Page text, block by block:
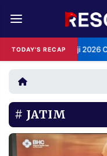
TODAY'S RECAP
Layanan Haji 2026 Capai
REDAKSI
RESOLUSI
RUBRIKASI
EDITORIAL
JATIM